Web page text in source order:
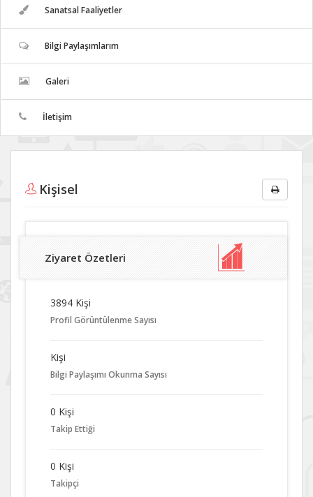
Sanatsal Faaliyetler
Bilgi Paylaşımlarım
Galeri
İletişim
Kişisel
Ziyaret Özetleri
3894 Kişi
Profil Görüntülenme Sayısı
Kişi
Bilgi Paylaşımı Okunma Sayısı
0 Kişi
Takip Ettiği
0 Kişi
Takipçi